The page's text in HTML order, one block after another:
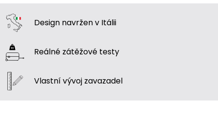
Design navrženv Itálii
Reálné zátěžové testy
Vlastní vývoj zavazadel